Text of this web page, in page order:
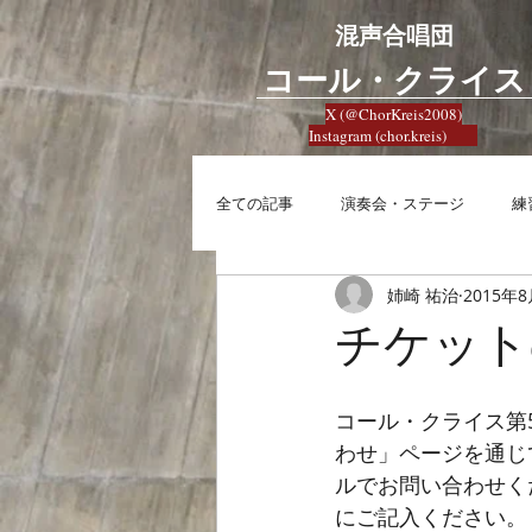
混声合唱団
​コール・クライス
X (@ChorKreis2008)
Instagram (chor.kreis)
全ての記事 演奏会・ステージ 練
興味 合唱への想い
チケッ
姉崎 祐治 2015年
コール・クライス
わせ」ページを通
ルでお問い合わせ
にご記入ください。